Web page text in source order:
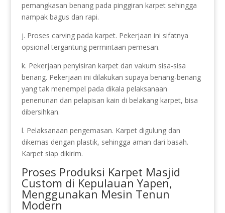
pemangkasan benang pada pinggiran karpet sehingga
nampak bagus dan rapi.
j. Proses carving pada karpet. Pekerjaan ini sifatnya
opsional tergantung permintaan pemesan.
k. Pekerjaan penyisiran karpet dan vakum sisa-sisa
benang. Pekerjaan ini dilakukan supaya benang-benang
yang tak menempel pada dikala pelaksanaan
penenunan dan pelapisan kain di belakang karpet, bisa
dibersihkan.
l. Pelaksanaan pengemasan. Karpet digulung dan
dikemas dengan plastik, sehingga aman dari basah.
Karpet siap dikirim.
Proses Produksi Karpet Masjid
Custom di Kepulauan Yapen,
Menggunakan Mesin Tenun
Modern